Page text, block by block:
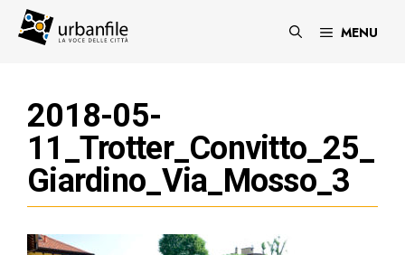
MENU
2018-05-
11_Trotter_Convitto_25_
Giardino_Via_Mosso_3